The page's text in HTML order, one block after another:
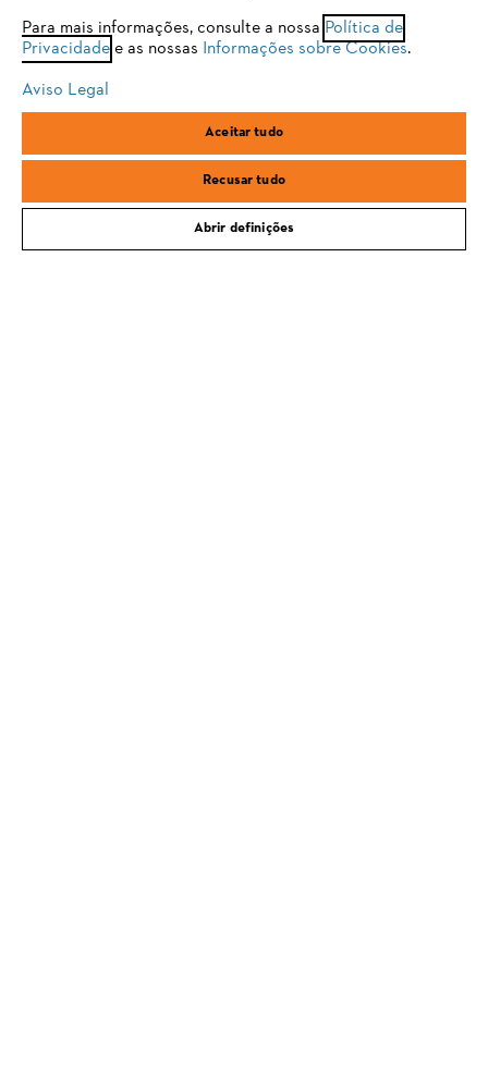
firefox chrome
safari edge
Para mais informações, consulte a nossa Política de
Privacidadee as nossas Informações sobre Cookies.
Aviso Legal
Aceitar tudo
Recusar tudo
Abrir definições